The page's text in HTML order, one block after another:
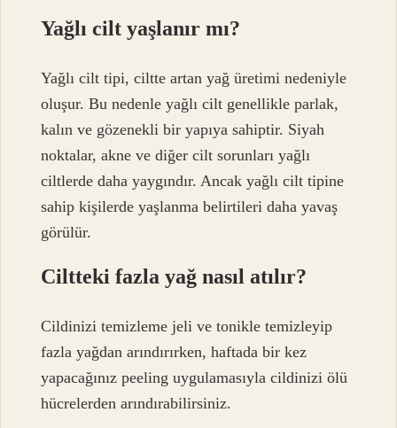
Yağlı cilt yaşlanır mı?
Yağlı cilt tipi, ciltte artan yağ üretimi nedeniyle
oluşur. Bu nedenle yağlı cilt genellikle parlak,
kalın ve gözenekli bir yapıya sahiptir. Siyah
noktalar, akne ve diğer cilt sorunları yağlı
ciltlerde daha yaygındır. Ancak yağlı cilt tipine
sahip kişilerde yaşlanma belirtileri daha yavaş
görülür.
Ciltteki fazla yağ nasıl atılır?
Cildinizi temizleme jeli ve tonikle temizleyip
fazla yağdan arındırırken, haftada bir kez
yapacağınız peeling uygulamasıyla cildinizi ölü
hücrelerden arındırabilirsiniz.